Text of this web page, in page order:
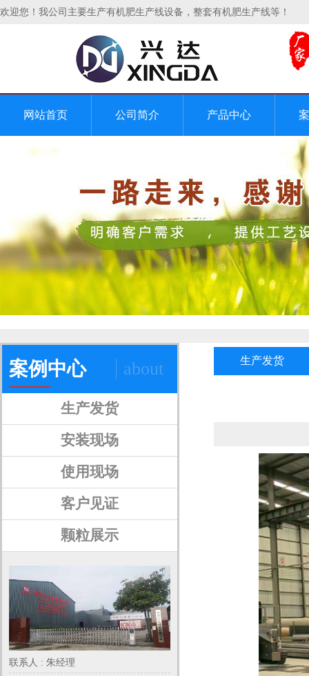
欢迎您！我公司主要生产有机肥生产线设备，整套有机肥生产线等！
网站首页 公司简介 产品中心
about
案例中心
生产发货
安装现场
使用现场
客户见证
颗粒展示
联系人 : 朱经理
生产发货